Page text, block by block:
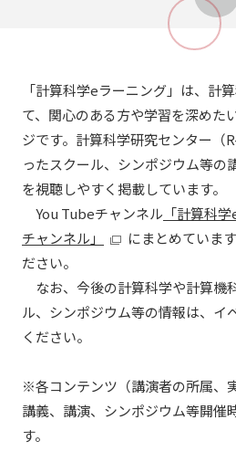
「計算科学eラーニング」は、計
て、関心のある方や学習を深めた
ジです。計算科学研究センター（
ったスクール、シンポジウム等の
を視聴しやすく掲載しています。
You Tubeチャンネル 「計算科
チャンネル」
にまとめていま
ださい。
なお、今後の計算科学や計算機
ル、シンポジウム等の情報は、イ
ください。
※各コンテンツ（講演者の所属、
講義、講演、シンポジウム等開催
す。